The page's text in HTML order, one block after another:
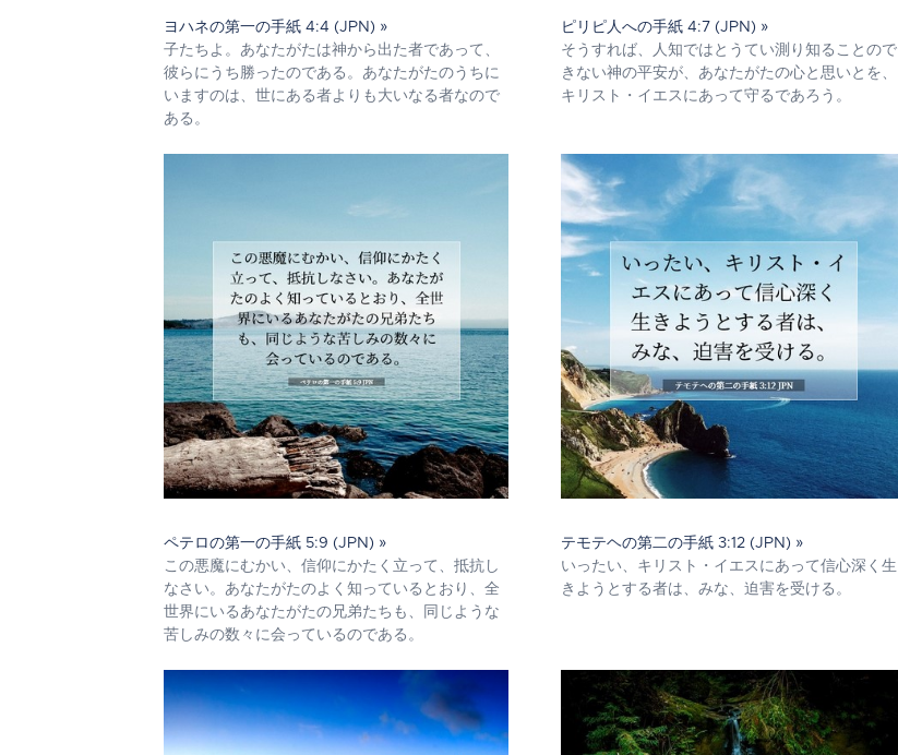
ヨハネの第一の手紙 4:4 (JPN) »
子たちよ。あなたがたは神から出た者であって、
彼らにうち勝ったのである。あなたがたのうちに
いますのは、世にある者よりも大いなる者なので
ある。
ピリピ人への手紙 4:7 (JPN) »
そうすれば、人知ではとうてい測り知ることので
きない神の平安が、あなたがたの心と思いとを、
キリスト・イエスにあって守るであろう。
ペテロの第一の手紙 5:9 (JPN) »
この悪魔にむかい、信仰にかたく立って、抵抗し
なさい。あなたがたのよく知っているとおり、全
世界にいるあなたがたの兄弟たちも、同じような
苦しみの数々に会っているのである。
テモテヘの第二の手紙 3:12 (JPN) »
いったい、キリスト・イエスにあって信心深く生
きようとする者は、みな、迫害を受ける。